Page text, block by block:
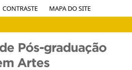
CONTRASTE MAPA DO SITE
Pós-graduação
Artes